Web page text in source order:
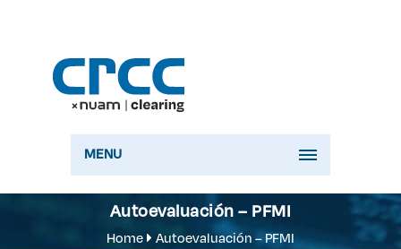
MENU
Autoevaluación – PFMI
Home Autoevaluación – PFMI